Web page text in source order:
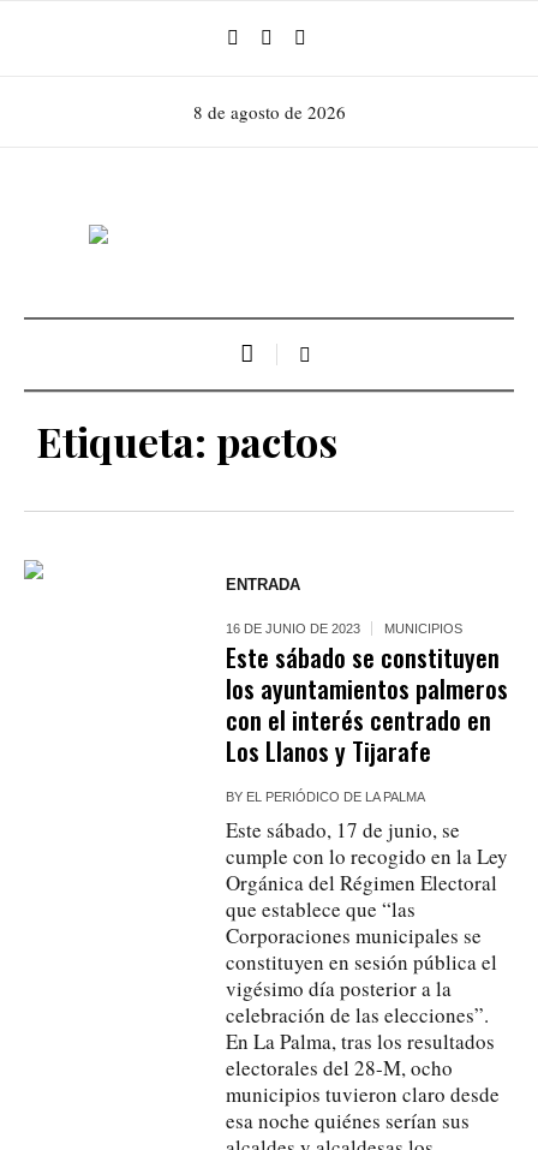
8 de agosto de 2026
Etiqueta: pactos
ENTRADA
16 DE JUNIO DE 2023 MUNICIPIOS
Este sábado se constituyen
los ayuntamientos palmeros
con el interés centrado en
Los Llanos y Tijarafe
BY EL PERIÓDICO DE LA PALMA
Este sábado, 17 de junio, se
cumple con lo recogido en la Ley
Orgánica del Régimen Electoral
que establece que “las
Corporaciones municipales se
constituyen en sesión pública el
vigésimo día posterior a la
celebración de las elecciones”.
En La Palma, tras los resultados
electorales del 28-M, ocho
municipios tuvieron claro desde
esa noche quiénes serían sus